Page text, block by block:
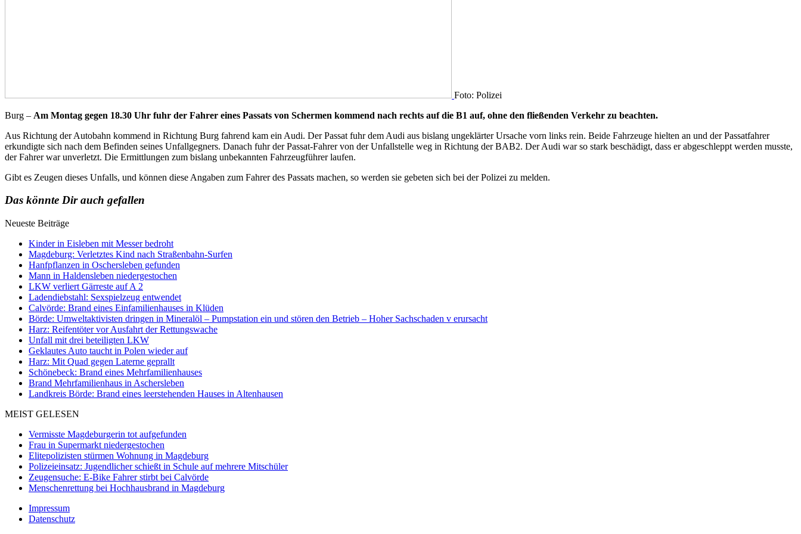
Foto: Polizei
Burg – Am Montag gegen 18.30 Uhr fuhr der Fahrer eines Passats von Schermen kommend nach rechts auf die B1 auf, ohne den fließenden Verkehr zu beachten.
Aus Richtung der Autobahn kommend in Richtung Burg fahrend kam ein Audi. Der Passat fuhr dem Audi aus bislang ungeklärter Ursache vorn links rein. Beide Fahrzeuge hielten an und der Passatfahrer
erkundigte sich nach dem Befinden seines Unfallgegners. Danach fuhr der Passat-Fahrer von der Unfallstelle weg in Richtung der BAB2. Der Audi war so stark beschädigt, dass er abgeschleppt werden musste,
der Fahrer war unverletzt. Die Ermittlungen zum bislang unbekannten Fahrzeugführer laufen.
Gibt es Zeugen dieses Unfalls, und können diese Angaben zum Fahrer des Passats machen, so werden sie gebeten sich bei der Polizei zu melden.
Das könnte Dir auch gefallen
Neueste Beiträge
Kinder in Eisleben mit Messer bedroht
Magdeburg: Verletztes Kind nach Straßenbahn-Surfen
Hanfpflanzen in Oschersleben gefunden
Mann in Haldensleben niedergestochen
LKW verliert Gärreste auf A 2
Ladendiebstahl: Sexspielzeug entwendet
Calvörde: Brand eines Einfamilienhauses in Klüden
Börde: Umweltaktivisten dringen in Mineralöl – Pumpstation ein und stören den Betrieb – Hoher Sachschaden v erursacht
Harz: Reifentöter vor Ausfahrt der Rettungswache
Unfall mit drei beteiligten LKW
Geklautes Auto taucht in Polen wieder auf
Harz: Mit Quad gegen Laterne geprallt
Schönebeck: Brand eines Mehrfamilienhauses
Brand Mehrfamilienhaus in Aschersleben
Landkreis Börde: Brand eines leerstehenden Hauses in Altenhausen
MEIST GELESEN
Vermisste Magdeburgerin tot aufgefunden
Frau in Supermarkt niedergestochen
Elitepolizisten stürmen Wohnung in Magdeburg
Polizeieinsatz: Jugendlicher schießt in Schule auf mehrere Mitschüler
Zeugensuche: E-Bike Fahrer stirbt bei Calvörde
Menschenrettung bei Hochhausbrand in Magdeburg
Impressum
Datenschutz